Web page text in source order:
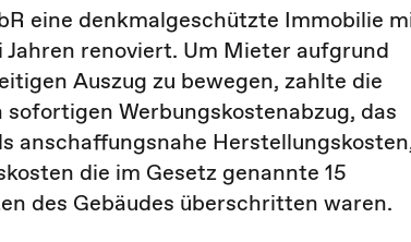
eine denkmalgeschützte Immobilie
renoviert. Um Mieter aufgrund
Auszug zu bewegen, zahlte die
Werbungskostenabzug, das
anschaffungsnahe
die im Gesetz genannte 15
des Gebäudes überschritten waren.